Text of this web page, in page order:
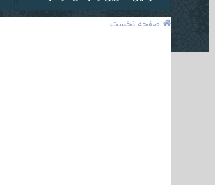
صفحه نخست